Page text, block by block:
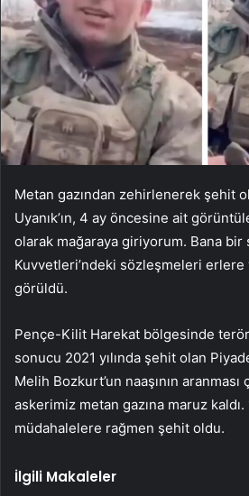
Metan gazından zehirlenerek şehit
Uyanık’ın, 4 ay öncesine ait
olarak mağaraya giriyorum. Bana bir
Kuvvetleri’ndeki sözleşmeleri erlere
görüldü.
Pençe-Kilit Harekat bölgesinde
sonucu 2021 yılında şehit olan
Melih Bozkurt’un naaşının aranması
askerimiz metan gazına maruz
müdahalelere rağmen şehit oldu.
İlgili Makaleler